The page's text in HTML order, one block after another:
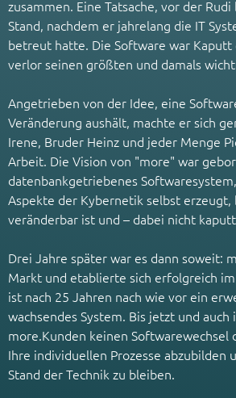
zusammen. Eine Tatsache, vor der
Stand, nachdem er jahrelang die IT
betreut hatte. Die Software war
verlor seinen größten und damals
Angetrieben von der Idee, eine
Veränderung aushält, machte er sich
Irene, Bruder Heinz und jeder Menge
Arbeit. Die Vision von "more" war
datenbankgetriebenes
Aspekte der Kybernetik selbst erzeugt,
veränderbar ist und – dabei nicht
Drei Jahre später war es dann soweit:
Markt und etablierte sich erfolgreich
ist nach 25 Jahren nach wie vor ein
wachsendes System. Bis jetzt und
more.Kunden keinen Softwarewechsel
Ihre individuellen Prozesse abzubilden
Stand der Technik zu bleiben.